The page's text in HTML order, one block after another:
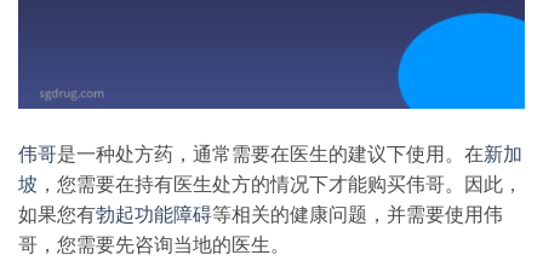
伟哥是一种处方药，通常需要在医生的建议下使用。在新加
坡 ，您需要在持有医生处方的情况下才能购买伟哥。因此，
如果您有勃起功能障碍等相关的健康问题，并需要使用伟
哥，您需要先咨询当地的医生。